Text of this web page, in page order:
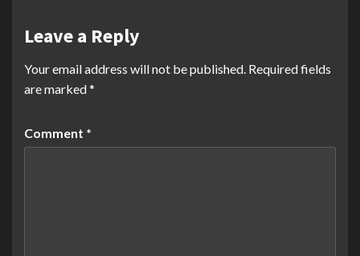
Leave a Reply
Your email address will not be published. Required fields
are marked*
Comment *